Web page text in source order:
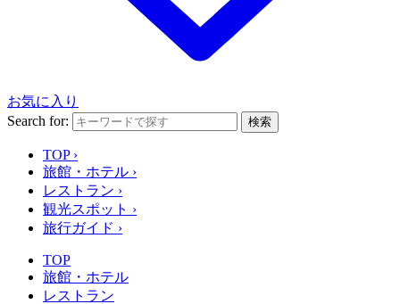
お気に入り
Search for:
検索
TOP ›
旅館・ホテル ›
レストラン ›
観光スポット ›
旅行ガイド ›
TOP
旅館・ホテル
レストラン